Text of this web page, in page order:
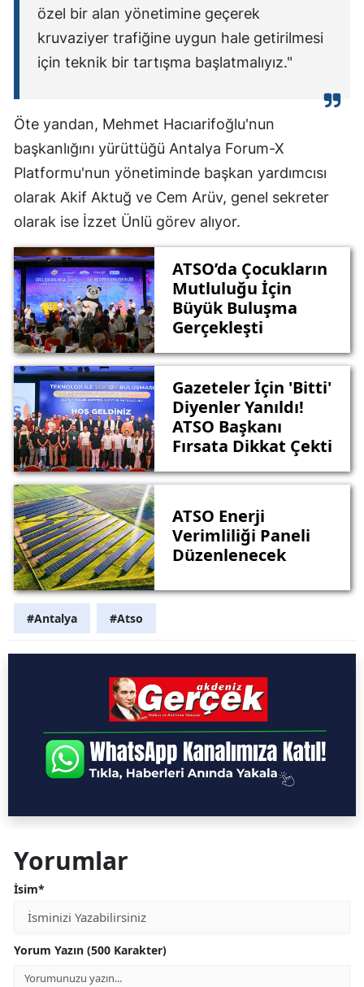
özel bir alan yönetimine geçerek
kruvaziyer trafiğine uygun hale getirilmesi
için teknik bir tartışma başlatmalıyız."
Öte yandan, Mehmet Hacıarifoğlu'nun
başkanlığını yürüttüğü Antalya Forum-X
Platformu'nun yönetiminde başkan yardımcısı
olarak Akif Aktuğ ve Cem Arüv, genel sekreter
olarak ise İzzet Ünlü görev alıyor.
ATSO’da Çocukların
Mutluluğu İçin
Büyük Buluşma
Gerçekleşti
Gazeteler İçin 'Bitti'
Diyenler Yanıldı!
ATSO Başkanı
Fırsata Dikkat Çekti
ATSO Enerji
Verimliliği Paneli
Düzenlenecek
#Antalya #Atso
Yorumlar
İsim*
Yorum Yazın (500 Karakter)